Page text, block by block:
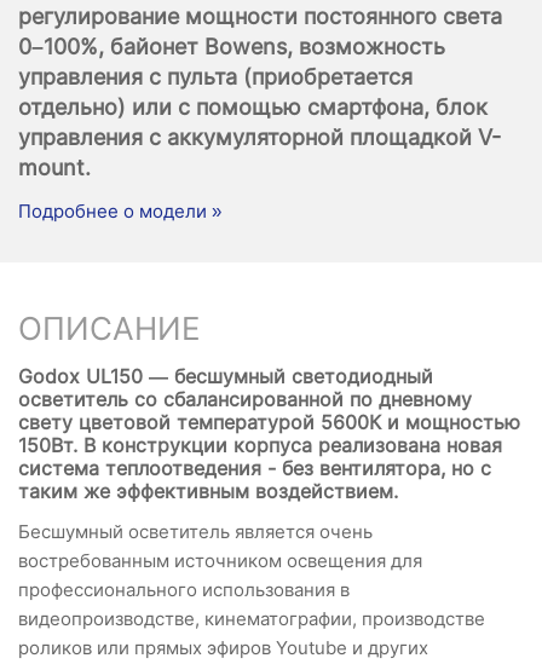
регулирование мощности постоянного света
0–100%, байонет Bowens, возможность
управления с пульта (приобретается
отдельно) или с помощью смартфона, блок
управления с аккумуляторной площадкой V-
mount.
Подробнее о модели »
ОПИСАНИЕ
Godox UL150 — бесшумный светодиодный
осветитель со сбалансированной по дневному
свету цветовой температурой 5600К и мощностью
150Вт. В конструкции корпуса реализована новая
система теплоотведения - без вентилятора, но с
таким же эффективным воздействием.
Бесшумный осветитель является очень
востребованным источником освещения для
профессионального использования в
видеопроизводстве, кинематографии, производстве
роликов или прямых эфиров Youtube и других